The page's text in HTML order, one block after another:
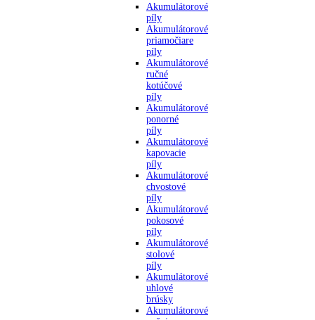
Akumulátorové
píly
Akumulátorové
priamočiare
píly
Akumulátorové
ručné
kotúčové
píly
Akumulátorové
ponorné
píly
Akumulátorové
kapovacie
píly
Akumulátorové
chvostové
píly
Akumulátorové
pokosové
píly
Akumulátorové
stolové
píly
Akumulátorové
uhlové
brúsky
Akumulátorové